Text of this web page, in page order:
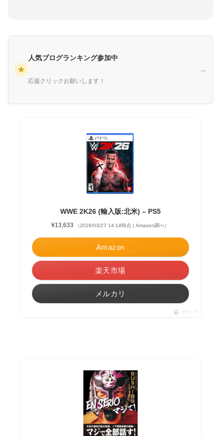
★
人気ブログランキング参加中
応援クリックお願いします！
→
WWE 2K26 (輸入版:北米) – PS5
¥13,633 （2026/03/27 14:14時点 | Amazon調べ）
Amazon
楽天市場
メルカリ
ポチップ